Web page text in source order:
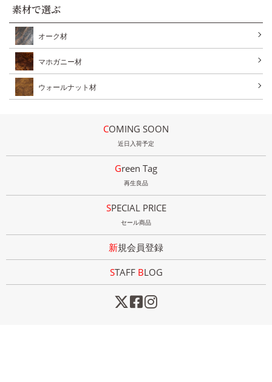
素材で選ぶ
オーク材
マホガニー材
ウォールナット材
COMING SOON
近日入荷予定
Green Tag
再生良品
SPECIAL PRICE
セール商品
新規会員登録
STAFF BLOG